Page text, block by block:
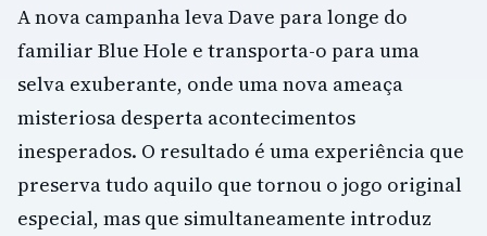
A nova campanha leva Dave para longe do
familiar Blue Hole e transporta-o para uma
selva exuberante, onde uma nova ameaça
misteriosa desperta acontecimentos
inesperados. O resultado é uma experiência que
preserva tudo aquilo que tornou o jogo original
especial, mas que simultaneamente introduz